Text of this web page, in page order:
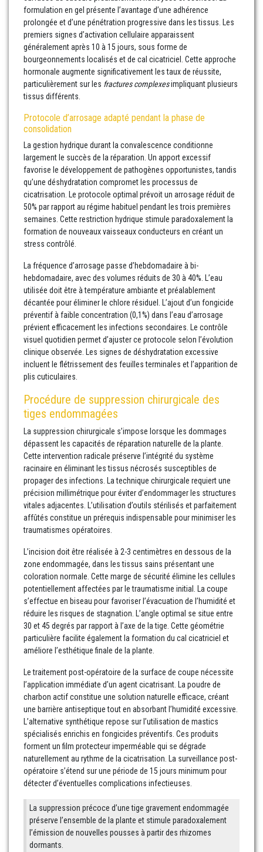
formulation en gel présente l’avantage d’une adhérence
prolongée et d’une pénétration progressive dans les tissus. Les
premiers signes d’activation cellulaire apparaissent
généralement après 10 à 15 jours, sous forme de
bourgeonnements localisés et de cal cicatriciel. Cette approche
hormonale augmente significativement les taux de réussite,
particulièrement sur les fractures complexesimpliquant plusieurs
tissus différents.
Protocole d’arrosage adapté pendant la phase de
consolidation
La gestion hydrique durant la convalescence conditionne
largement le succès de la réparation. Un apport excessif
favorise le développement de pathogènes opportunistes, tandis
qu’une déshydratation compromet les processus de
cicatrisation. Le protocole optimal prévoit un arrosage réduit de
50% par rapport au régime habituel pendant les trois premières
semaines. Cette restriction hydrique stimule paradoxalement la
formation de nouveaux vaisseaux conducteurs en créant un
stress contrôlé.
La fréquence d’arrosage passe d’hebdomadaire à bi-
hebdomadaire, avec des volumes réduits de 30 à 40%. L’eau
utilisée doit être à température ambiante et préalablement
décantée pour éliminer le chlore résiduel. L’ajout d’un fongicide
préventif à faible concentration (0,1%) dans l’eau d’arrosage
prévient efficacement les infections secondaires. Le contrôle
visuel quotidien permet d’ajuster ce protocole selon l’évolution
clinique observée. Les signes de déshydratation excessive
incluent le flétrissement des feuilles terminales et l’apparition de
plis cuticulaires.
Procédure de suppression chirurgicale des
tiges endommagées
La suppression chirurgicale s’impose lorsque les dommages
dépassent les capacités de réparation naturelle de la plante.
Cette intervention radicale préserve l’intégrité du système
racinaire en éliminant les tissus nécrosés susceptibles de
propager des infections. La technique chirurgicale requiert une
précision millimétrique pour éviter d’endommager les structures
vitales adjacentes. L’utilisation d’outils stérilisés et parfaitement
affûtés constitue un prérequis indispensable pour minimiser les
traumatismes opératoires.
L’incision doit être réalisée à 2-3 centimètres en dessous de la
zone endommagée, dans les tissus sains présentant une
coloration normale. Cette marge de sécurité élimine les cellules
potentiellement affectées par le traumatisme initial. La coupe
s’effectue en biseau pour favoriser l’évacuation de l’humidité et
réduire les risques de stagnation. L’angle optimal se situe entre
30 et 45 degrés par rapport à l’axe de la tige. Cette géométrie
particulière facilite également la formation du cal cicatriciel et
améliore l’esthétique finale de la plante.
Le traitement post-opératoire de la surface de coupe nécessite
l’application immédiate d’un agent cicatrisant. La poudre de
charbon actif constitue une solution naturelle efficace, créant
une barrière antiseptique tout en absorbant l’humidité excessive.
L’alternative synthétique repose sur l’utilisation de mastics
spécialisés enrichis en fongicides préventifs. Ces produits
forment un film protecteur imperméable qui se dégrade
naturellement au rythme de la cicatrisation. La surveillance post-
opératoire s’étend sur une période de 15 jours minimum pour
détecter d’éventuelles complications infectieuses.
La suppression précoce d’une tige gravement endommagée
préserve l’ensemble de la plante et stimule paradoxalement
l’émission de nouvelles pousses à partir des rhizomes
dormants.